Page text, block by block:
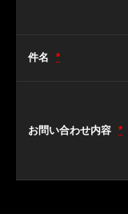
件名 *
お問い合わせ内容 *